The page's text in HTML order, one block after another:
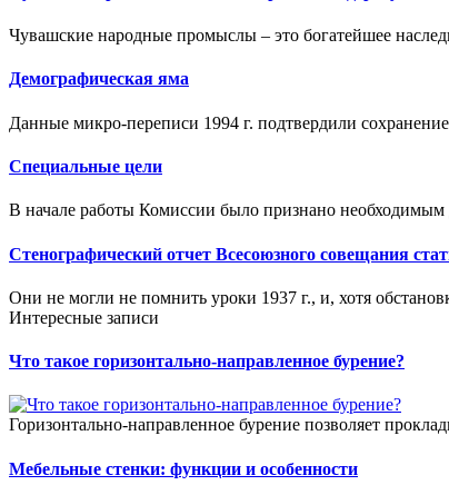
Чувашские народные промыслы – это богатейшее
Демографическая яма
Данные микро-переписи 1994 г. подтвердили
Специальные цели
В начале работы Комиссии было признано необходимым
Стенографический отчет Всесоюзного совещания
Они не могли не помнить уроки 1937 г., и, хотя
Интересные записи
Что такое горизонтально-направленное бурение?
Горизонтально-направленное бурение позволяет
Мебельные стенки: функции и особенности